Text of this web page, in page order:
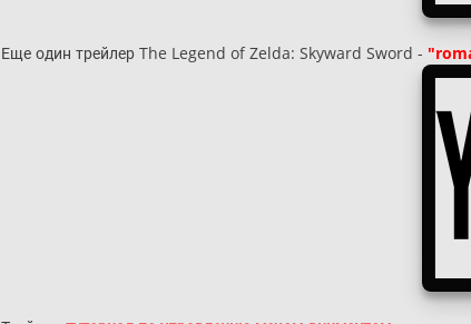
Еще один трейлер The Legend of Zelda: Skyward Sword -